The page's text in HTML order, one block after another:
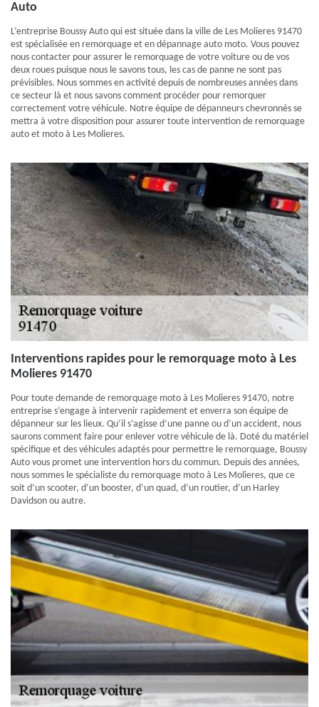
Auto
L’entreprise Boussy Auto qui est située dans la ville de Les Molieres 91470
est spécialisée en remorquage et en dépannage auto moto. Vous pouvez
nous contacter pour assurer le remorquage de votre voiture ou de vos
deux roues puisque nous le savons tous, les cas de panne ne sont pas
prévisibles. Nous sommes en activité depuis de nombreuses années dans
ce secteur là et nous savons comment procéder pour remorquer
correctement votre véhicule. Notre équipe de dépanneurs chevronnés se
mettra à votre disposition pour assurer toute intervention de remorquage
auto et moto à Les Molieres.
Interventions rapides pour le remorquage moto à Les
Molieres 91470
Pour toute demande de remorquage moto à Les Molieres 91470, notre
entreprise s’engage à intervenir rapidement et enverra son équipe de
dépanneur sur les lieux. Qu’il s’agisse d’une panne ou d’un accident, nous
saurons comment faire pour enlever votre véhicule de là. Doté du matériel
spécifique et des véhicules adaptés pour permettre le remorquage, Boussy
Auto vous promet une intervention hors du commun. Depuis des années,
nous sommes le spécialiste du remorquage moto à Les Molieres, que ce
soit d’un scooter, d’un booster, d’un quad, d’un routier, d’un Harley
Davidson ou autre.